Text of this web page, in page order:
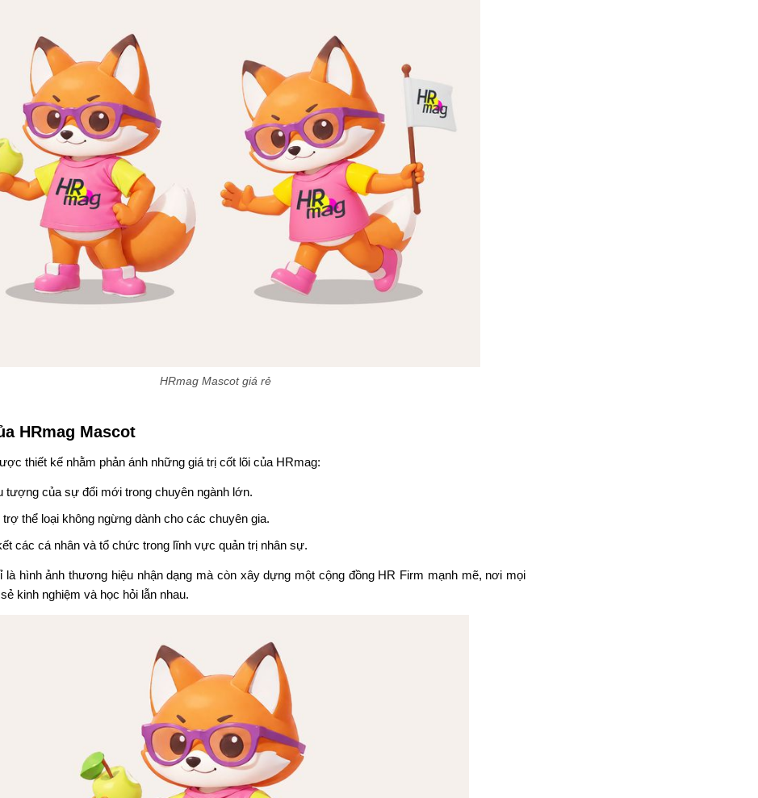
HRmag Mascot giá rẻ
HRmag Mascot
thiết kế nhằm phản ánh những giá trị cốt lõi của HRmag:
tượng của sự đổi mới trong chuyên ngành lớn.
trợ thể loại không ngừng dành cho các chuyên gia.
các cá nhân và tổ chức trong lĩnh vực quản trị nhân sự.
là hình ảnh thương hiệu nhận dạng mà còn xây dựng một cộng đồng HR Firm mạnh mẽ, nơi mọi
kinh nghiệm và học hỏi lẫn nhau.